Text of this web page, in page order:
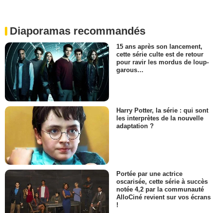
Diaporamas recommandés
15 ans après son lancement,
cette série culte est de retour
pour ravir les mordus de loup-
garous…
Harry Potter, la série : qui sont
les interprètes de la nouvelle
adaptation ?
Portée par une actrice
oscarisée, cette série à succès
notée 4,2 par la communauté
AlloCiné revient sur vos écrans
!